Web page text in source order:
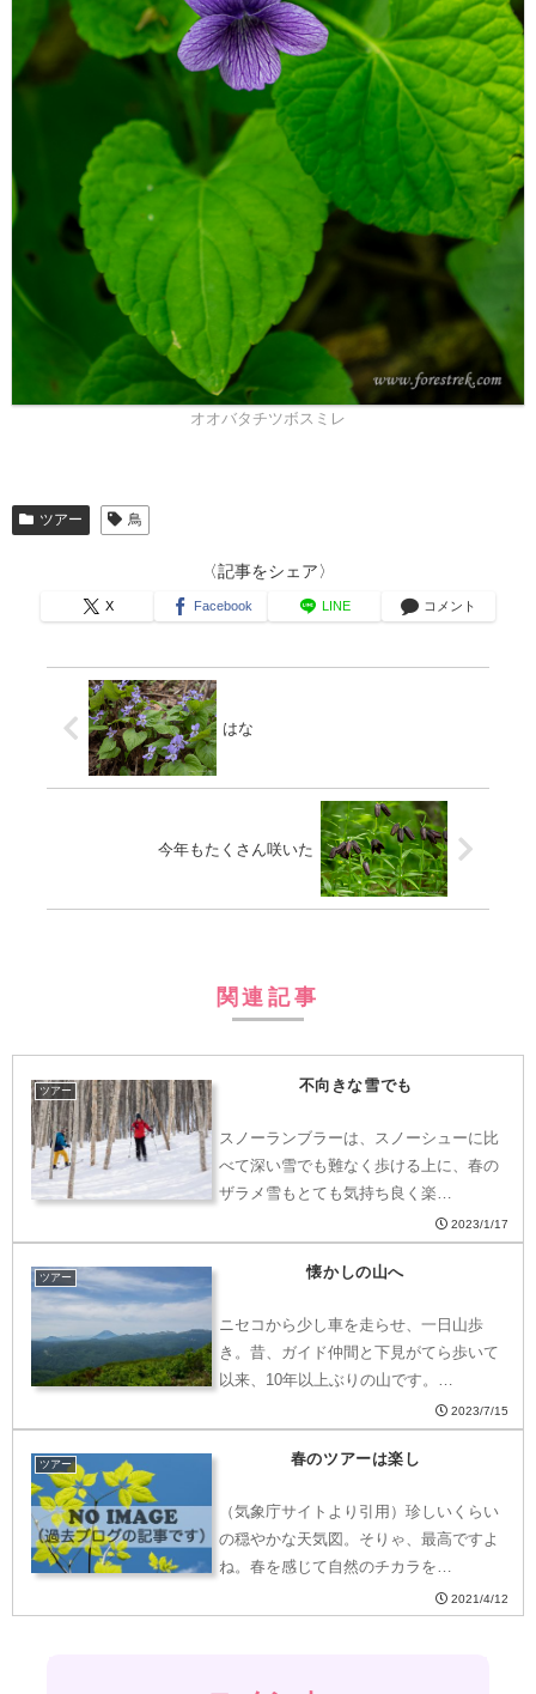
オオバタチツボスミレ
ツアー 鳥
〈記事をシェア〉
X Facebook LINE コメント
はな
今年もたくさん咲いた
関連記事
ツアー 不向きな雪でも
スノーランブラーは、スノーシューに比
べて深い雪でも難なく歩ける上に、春の
ザラメ雪もとても気持ち良く楽…
2023/1/17
ツアー 懐かしの山へ
ニセコから少し車を走らせ、一日山歩
き。昔、ガイド仲間と下見がてら歩いて
以来、10年以上ぶりの山です。…
2023/7/15
ツアー 春のツアーは楽し
（気象庁サイトより引用）珍しいくらい
の穏やかな天気図。そりゃ、最高ですよ
ね。春を感じて自然のチカラを…
2021/4/12